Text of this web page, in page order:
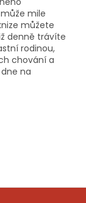
mile
můžete
denně trávíte
rodinou,
chování a
na